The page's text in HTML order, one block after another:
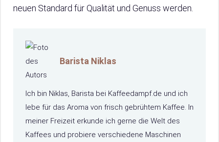
neuen Standard für Qualität und Genuss werden.
Barista Niklas
Ich bin Niklas, Barista bei Kaffeedampf.de und ich
lebe für das Aroma von frisch gebrühtem Kaffee. In
meiner Freizeit erkunde ich gerne die Welt des
Kaffees und probiere verschiedene Maschinen